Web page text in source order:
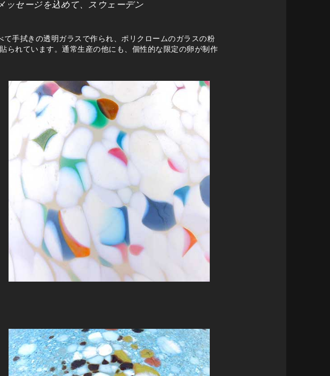
ッセージを込めて、スウェーデン
手拭きの透明ガラスで作られ、ポリクロームのガラスの粉
られています。通常生産の他にも、個性的な限定の卵が制作